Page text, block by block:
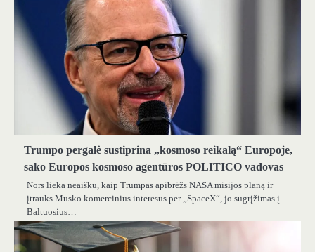
Trumpo pergalė sustiprina „kosmoso reikalą“ Europoje,
sako Europos kosmoso agentūros POLITICO vadovas
Nors lieka neaišku, kaip Trumpas apibrėžs NASA misijos planą ir
įtrauks Musko komercinius interesus per „SpaceX“, jo sugrįžimas į
Baltuosius…